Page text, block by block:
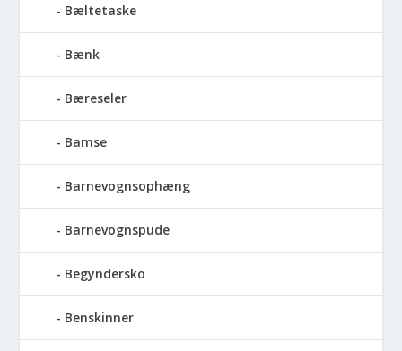
Bæltetaske
Bænk
Bæreseler
Bamse
Barnevognsophæng
Barnevognspude
Begyndersko
Benskinner